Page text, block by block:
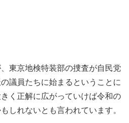
東京地検特装部の捜査が自民党
議員たちに始まるということに
く正解に広がっていけば令和の
しれないとも言われています。